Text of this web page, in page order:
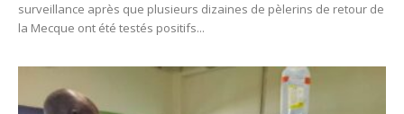
surveillance après que plusieurs dizaines de pèlerins de retour de
la Mecque ont été testés positifs...